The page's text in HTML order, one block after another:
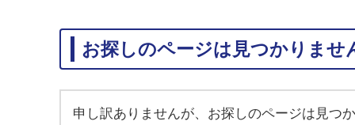
お探しのページは見つかりませ
申し訳ありませんが、お探しのページは見つ